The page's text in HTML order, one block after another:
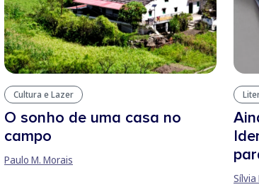
Cultura e Lazer
O sonho de uma casa no
campo
Paulo M. Morais
Sílvia